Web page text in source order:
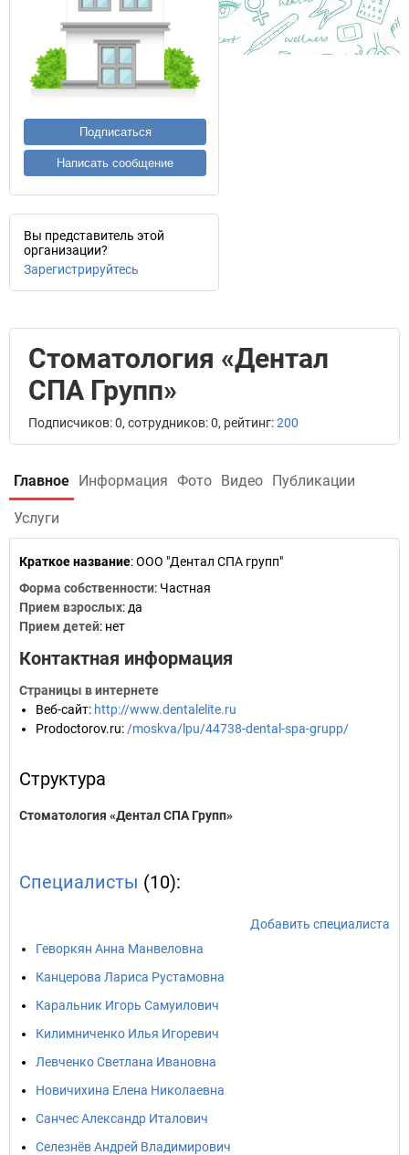
Подписаться
Написать сообщение
Вы представитель этой
организации?
Зарегистрируйтесь
Стоматология «Дентал
СПА Групп»
Подписчиков: 0, сотрудников: 0, рейтинг:200
Главное Информация Фото Видео Публикации
Услуги
Краткое название:ООО "Дентал СПА групп"
Форма собственности: Частная
Прием взрослых: да
Прием детей: нет
Контактная информация
Страницы в интернете
Веб-сайт: http://www.dentalelite.ru
Prodoctorov.ru: /moskva/lpu/44738-dental-spa-grupp/
Структура
Стоматология «Дентал СПА Групп»
Специалисты (10):
Добавить специалиста
Геворкян Анна Манвеловна
Канцерова Лариса Рустамовна
Каральник Игорь Самуилович
Килимниченко Илья Игоревич
Левченко Светлана Ивановна
Новичихина Елена Николаевна
Санчес Александр Италович
Селезнёв Андрей Владимирович